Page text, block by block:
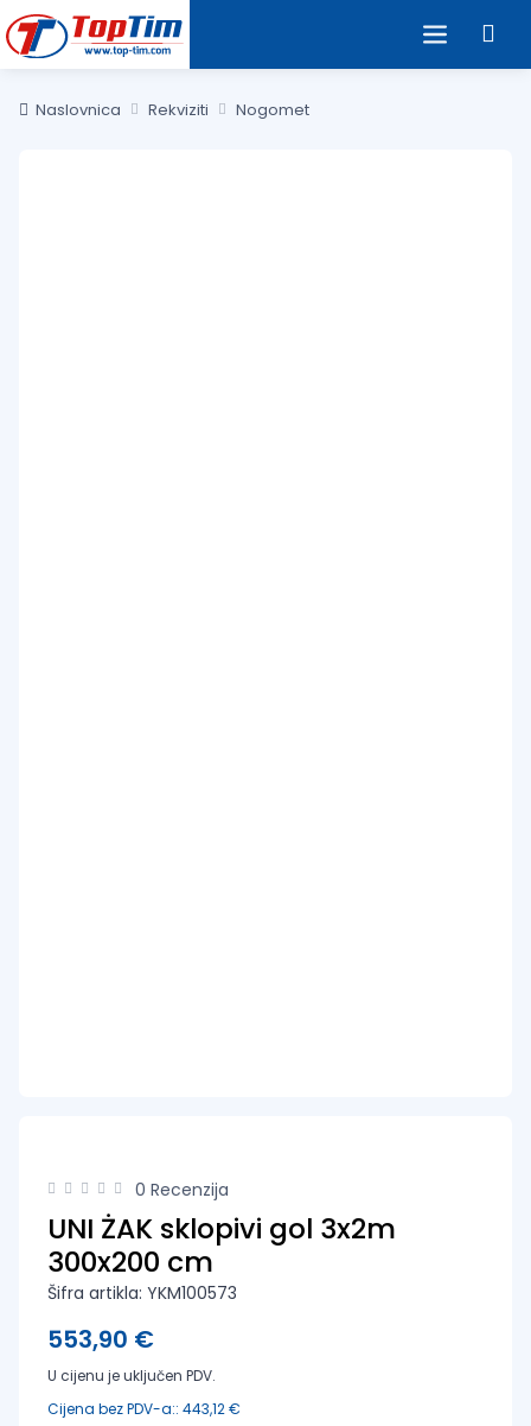
Naslovnica Rekviziti Nogomet
0 Recenzija
UNI ŻAK sklopivi gol 3x2m
300x200 cm
Šifra artikla: YKM100573
553,90 €
U cijenu je uključen PDV.
Cijena bez PDV-a:: 443,12 €